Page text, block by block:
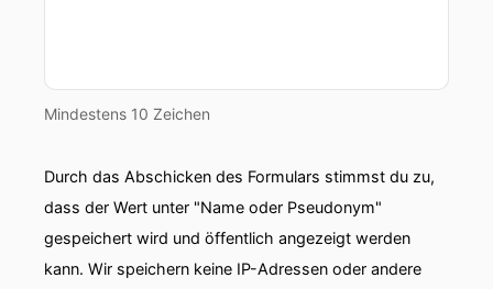
Mindestens 10 Zeichen
Durch das Abschicken des Formulars stimmst du zu,
dass der Wert unter "Name oder Pseudonym"
gespeichert wird und öffentlich angezeigt werden
kann. Wir speichern keine IP-Adressen oder andere